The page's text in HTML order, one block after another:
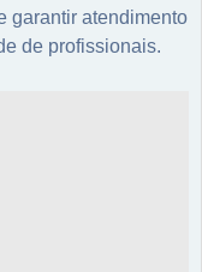
garantir atendimento
de profissionais.